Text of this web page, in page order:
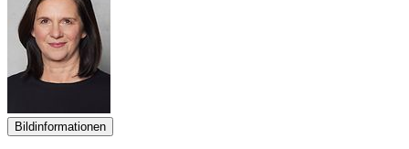
Bildinformationen